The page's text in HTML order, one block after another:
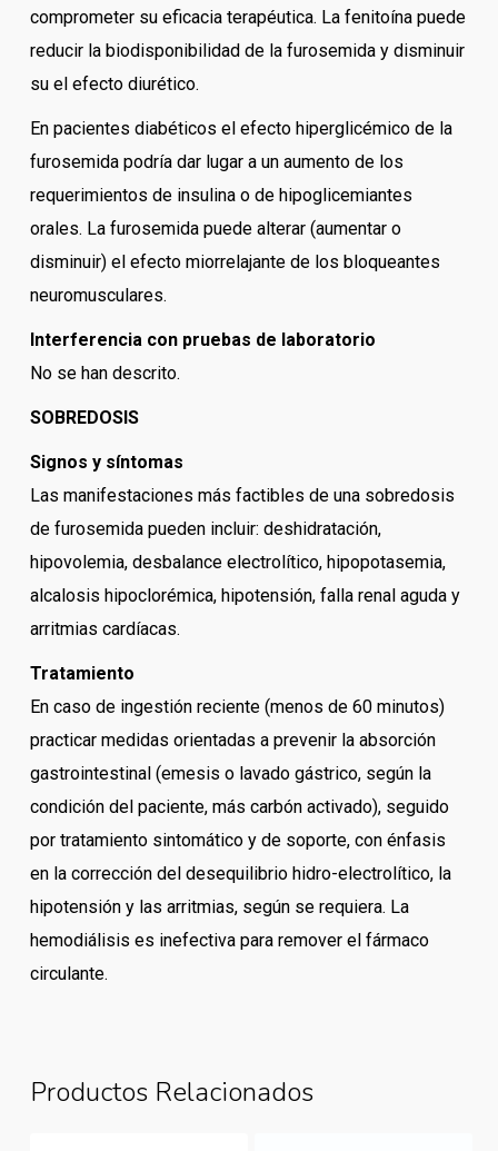
comprometer su eficacia terapéutica. La fenitoína puede
reducir la biodisponibilidad de la furosemida y disminuir
su el efecto diurético.
En pacientes diabéticos el efecto hiperglicémico de la
furosemida podría dar lugar a un aumento de los
requerimientos de insulina o de hipoglicemiantes
orales. La furosemida puede alterar (aumentar o
disminuir) el efecto miorrelajante de los bloqueantes
neuromusculares.
Interferencia con pruebas de laboratorio
No se han descrito.
SOBREDOSIS
Signos y síntomas
Las manifestaciones más factibles de una sobredosis
de furosemida pueden incluir: deshidratación,
hipovolemia, desbalance electrolítico, hipopotasemia,
alcalosis hipoclorémica, hipotensión, falla renal aguda y
arritmias cardíacas.
Tratamiento
En caso de ingestión reciente (menos de 60 minutos)
practicar medidas orientadas a prevenir la absorción
gastrointestinal (emesis o lavado gástrico, según la
condición del paciente, más carbón activado), seguido
por tratamiento sintomático y de soporte, con énfasis
en la corrección del desequilibrio hidro-electrolítico, la
hipotensión y las arritmias, según se requiera. La
hemodiálisis es inefectiva para remover el fármaco
circulante.
Productos Relacionados